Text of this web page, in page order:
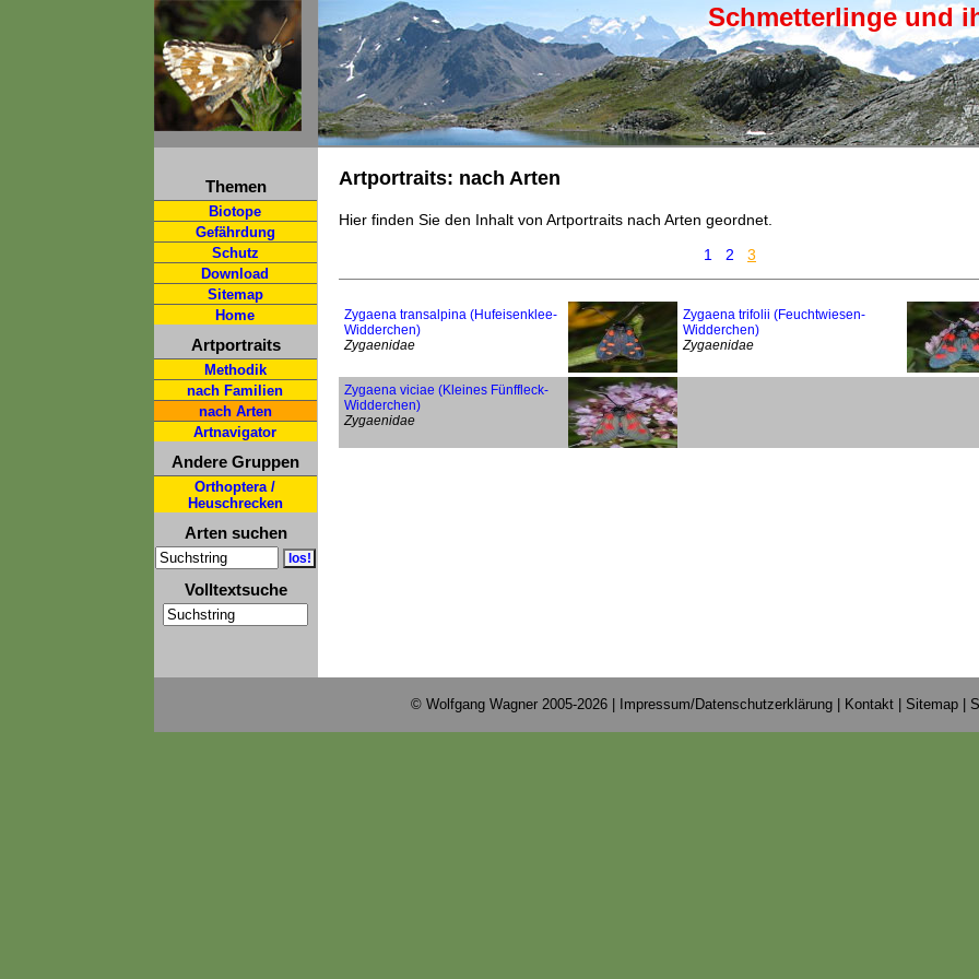
Schmetterlinge und
Themen
Biotope
Gefährdung
Schutz
Download
Sitemap
Home
Artportraits
Methodik
nach Familien
nach Arten
Artnavigator
Andere Gruppen
Orthoptera /
Heuschrecken
Arten suchen
Volltextsuche
Artportraits: nach Arten
Hier finden Sie den Inhalt von Artportraits nach Arten geordnet.
1
2 3
Zygaena transalpina (Hufeisenklee-
Widderchen)
Zygaenidae
Zygaena trifolii (Feuchtwiesen-
Widderchen)
Zygaenidae
Zygaena viciae (Kleines Fünffleck-
Widderchen)
Zygaenidae
© Wolfgang Wagner 2005-2026 | Impressum/Datenschutzerklärung Kontakt Sitemap